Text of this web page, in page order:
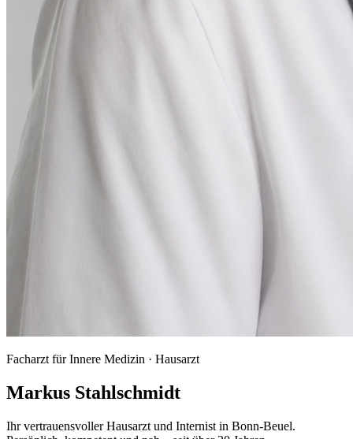
Facharzt für Innere Medizin · Hausarzt
Markus Stahlschmidt
Ihr vertrauensvoller Hausarzt und Internist in Bonn-Beuel.